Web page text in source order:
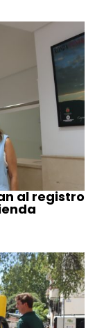
al registro